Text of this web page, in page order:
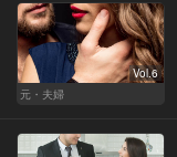
Vol.6
元・夫婦